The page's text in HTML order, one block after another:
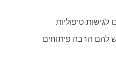
טיפוליות
להם הרבה פיתוחים